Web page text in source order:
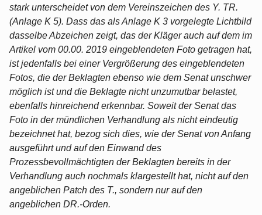
stark unterscheidet von dem Vereinszeichen des Y. TR.
(Anlage K 5). Dass das als Anlage K 3 vorgelegte Lichtbild
dasselbe Abzeichen zeigt, das der Kläger auch auf dem im
Artikel vom 00.00. 2019 eingeblendeten Foto getragen hat,
ist jedenfalls bei einer Vergrößerung des eingeblendeten
Fotos, die der Beklagten ebenso wie dem Senat unschwer
möglich ist und die Beklagte nicht unzumutbar belastet,
ebenfalls hinreichend erkennbar. Soweit der Senat das
Foto in der mündlichen Verhandlung als nicht eindeutig
bezeichnet hat, bezog sich dies, wie der Senat von Anfang
ausgeführt und auf den Einwand des
Prozessbevollmächtigten der Beklagten bereits in der
Verhandlung auch nochmals klargestellt hat, nicht auf den
angeblichen Patch des T., sondern nur auf den
angeblichen DR.-Orden.